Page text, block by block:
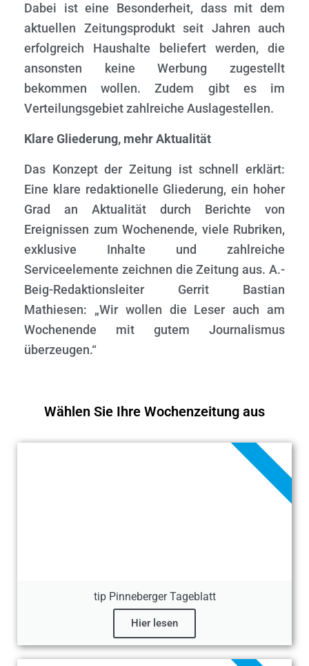
Dabei ist eine Besonderheit, dass mit dem
aktuellen Zeitungsprodukt seit Jahren auch
erfolgreich Haushalte beliefert werden, die
ansonsten keine Werbung zugestellt
bekommen wollen. Zudem gibt es im
Verteilungsgebiet zahlreiche Auslagestellen.
K lare Gliederung, mehr Aktualität
Das Konzept der Zeitung ist schnell erklärt:
Eine klare redaktionelle Gliederung, ein hoher
Grad an Aktualität durch Berichte von
Ereignissen zum Wochenende, viele Rubriken,
exklusive Inhalte und zahlreiche
Serviceelemente zeichnen die Zeitung aus. A.-
Beig-Redaktionsleiter Gerrit Bastian
Mathiesen: „Wir wollen die Leser auch am
Wochenende mit gutem Journalismus
überzeugen.“
Wählen Sie Ihre Wochenzeitung aus
tip Pinneberger Tageblatt
Hier lesen
E-PAPER